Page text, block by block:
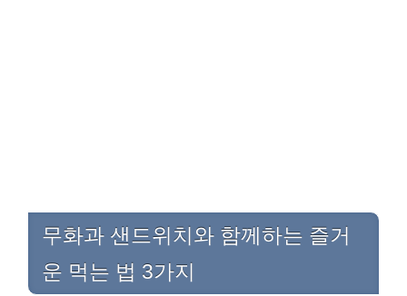
무화과 샌드위치와 함께하는 즐거
운 먹는 법 3가지